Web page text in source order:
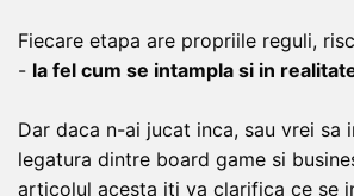
Fiecare etapa are propriile reguli,
- la fel cum se intampla si in
Dar daca n-ai jucat inca, sau vrei sa
legatura dintre board game si
articolul acesta iti va clarifica ce se